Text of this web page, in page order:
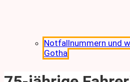
Notfallnummern und
Gotha